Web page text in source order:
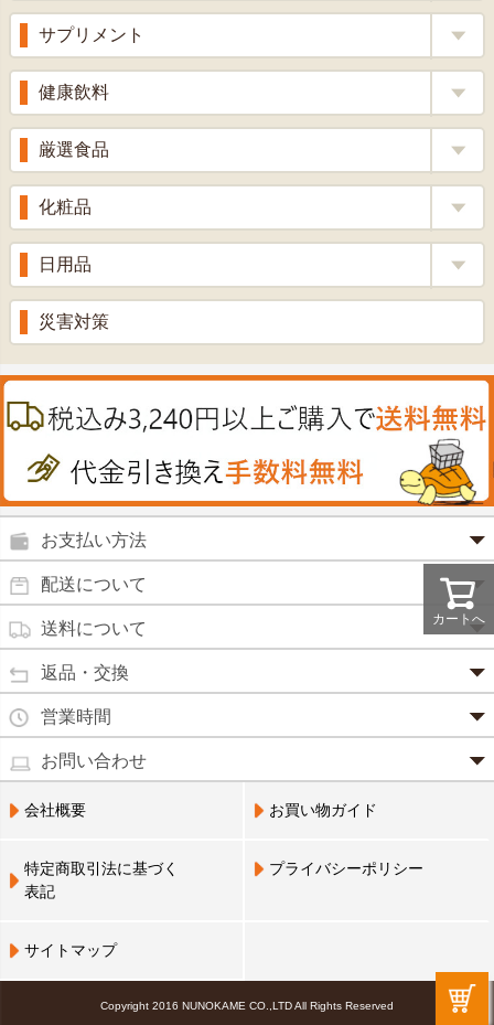
カートへ
くろ酢
りんご酢
ざくろ酢
梅酢
風邪薬
胃腸薬
整腸薬
解熱鎮痛剤
滋養強壮
消炎鎮痛剤
肌・皮膚のお薬
絆創膏
殺菌消毒液
鼻炎薬
強心剤
目薬
水虫薬
痔の薬
口中薬
尿トラブル
鎮 静 薬
サプリメント
ウコン
乳酸菌
ローヤルゼリー
牡蠣エキス
プラセンタ
肝油
鉄
ノコギリヤシ
グルコサミン
田七人参
イチョウ葉
カルシウム
クロレラ
コラーゲン
ビフィズス
ビタミンC
アミノ酸
健康飲料
健康茶
漢方茶
青汁・豆乳
甘酒
健康ドリンク
厳選食品
もち麦・十六穀米
生姜
丼の素
のど飴
うどん・そば
喜多方ラーメン
カレー・シチュー
化粧品
美容品
スキンクリーム＆美容パック
ウオッシュ＆ソープ
日用品
入浴剤
災害対策
お支払い方法
クレジットカード(1 回払いのみ)
SSL 認証で暗号化処理していますので、 安心して
ご利用いただけます。
代金引換
宅配員に現金でお支払いください。手数料100円。
3,240円(税込)以上で手数料無料です。※ご注文者
のご住所とお届け先のご住所が 異なる場合はご利
営業員支払い
後日郵送される払込票で、14 日以内にコンビニエ
ンスストア・郵便局・LINE Payにてお支払いくだ
配送について
商品は日本郵便にて発送致します。
通常2～4営業日以内に発送致します。 メーカー取り寄せ商
品、土日祝日、年末年始、弊社の休業日をはさむ場合は、4
～5営業日以上かかる場合もございます。
(営業日カレンダー参照)
※現在、救急箱・乳製品宅配をご利用のお客様は、担当営業
員によるお届けとさせていただきます。
送料について
通常商品
3,240円（税込）未満・・・
北海道・沖縄800円
送料無料
営業員お届け 送料無料
返品・交換
・お届け商品の交換・返品をご希望の場合は、
週間以内にメールまたはお電話にてご連絡ください。
・お客様のご都合による交換・返品の場合、送料はお客様負
担となります。また返金の際にかかる振込手数料はお客様の
ご負担となります。
・商品の返品による返金につきましては、商品代金のみの返
金とさせていただきます。商品発送時の送料は返金となりま
※次の商品のお取り替え・返品は、原則としてお受けできま
・お客様のもとで傷、損傷が生じた商品
営業時間
・営業時間は、9：00～17：00
となっております。（※土日祝祭日を除く）
・お電話でのご連絡は営業時間内にお願い致します。
お問い合わせ
電話でのお問い合わせ(平日9:00～17:00)
0798-33-9985
会社概要 お買い物ガイド
特定商取引法に基づく
表記
プライバシーポリシー
サイトマップ
Copyright 2016 NUNOKAME CO.,LTD All Rights Reserved